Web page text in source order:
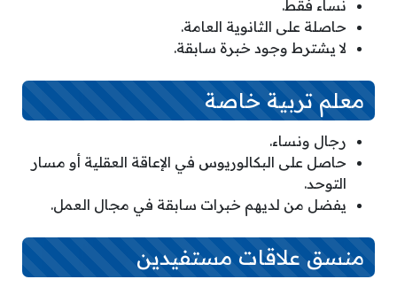
نساء فقط.
حاصلة على الثانوية العامة.
لا يشترط وجود خبرة سابقة.
معلم تربية خاصة
رجال ونساء.
حاصل على البكالوريوس في الإعاقة العقلية أو مسار
التوحد.
يفضل من لديهم خبرات سابقة في مجال العمل.
منسق علاقات مستفيدين